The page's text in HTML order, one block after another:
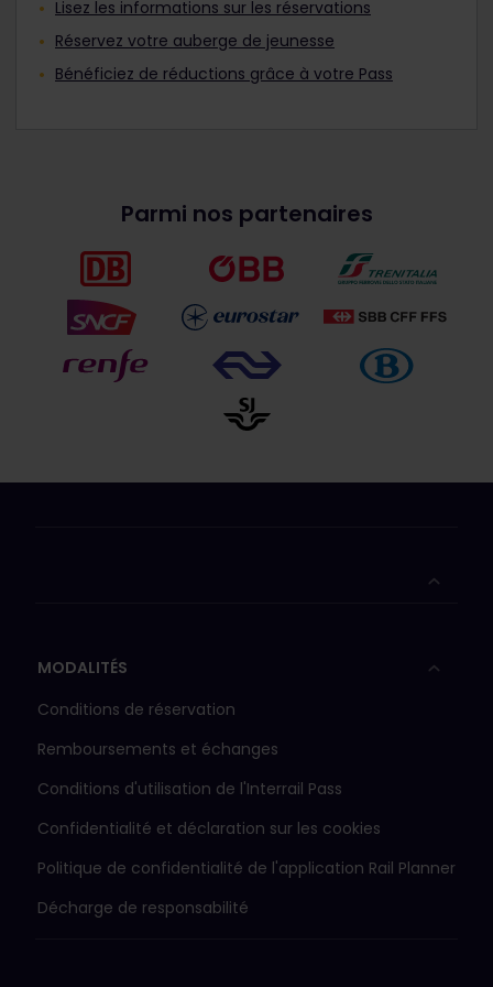
Lisez les informations sur les réservations
Réservez votre auberge de jeunesse
Bénéficiez de réductions grâce à votre Pass
Parmi nos partenaires
MODALITÉS
Conditions de réservation
Remboursements et échanges
Conditions d'utilisation de l'Interrail Pass
Confidentialité et déclaration sur les cookies
Politique de confidentialité de l'application Rail Planner
Décharge de responsabilité